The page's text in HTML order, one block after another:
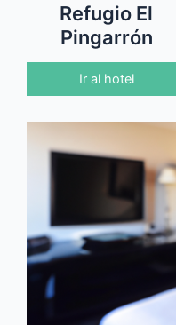
Refugio El
Pingarrón
Ir al hotel